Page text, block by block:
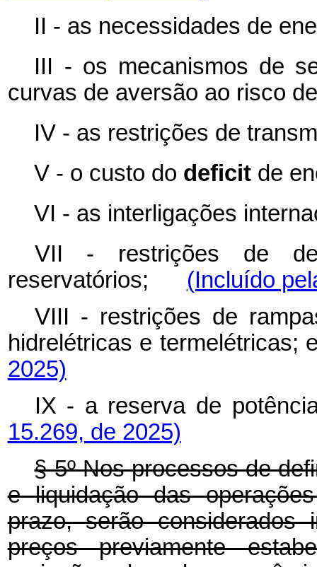
II - as necessidades de
III - os mecanismos de
curvas de aversão ao risco
IV - as restrições de
V - o custo do deficit de
VI - as interligações
VII - restrições de
reservatórios; (Incluído
VIII - restrições de
hidrelétricas e
2025)
IX - a reserva de
15.269, de 2025)
§ 5º Nos processos de
e liquidação das
prazo, serão
preços previamente